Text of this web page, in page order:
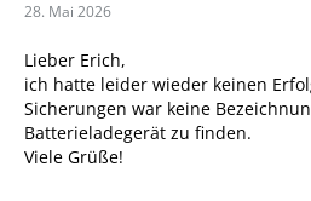
28. Mai 2026
Lieber Erich,
ich hatte leider wieder keinen
Sicherungen war keine
Batterieladegerät zu finden.
Viele Grüße!